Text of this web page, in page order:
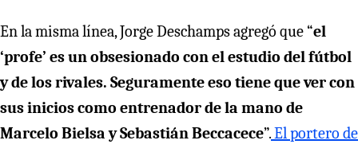
En la misma línea, Jorge Deschamps agregó que “el
‘profe’ es un obsesionado con el estudio del fútbol
y de los rivales. Seguramente eso tiene que ver con
sus inicios como entrenador de la mano de
Marcelo Bielsa y Sebastián Beccacece”.El portero de